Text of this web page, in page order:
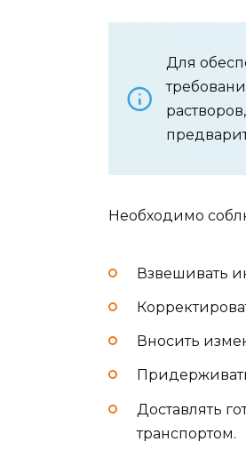
Для
Необходимо
Взвешивать
Вносить
Доставлять
транспортом.